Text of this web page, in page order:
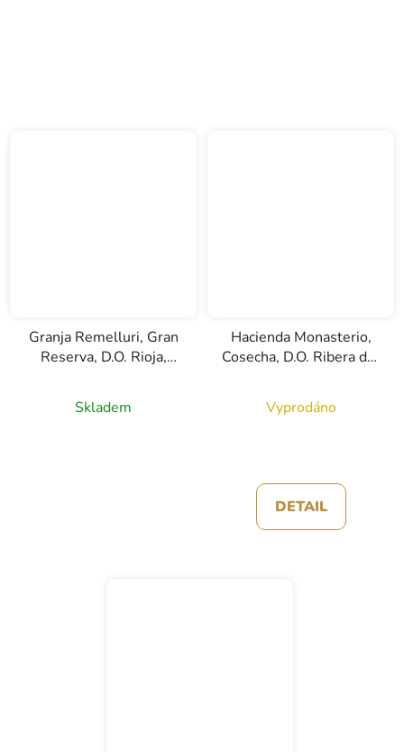
Granja Remelluri, Gran
Reserva, D.O. Rioja,
Skladem
Hacienda Monasterio,
Cosecha, D.O. Ribera del
0,75l
Vyprodáno
DETAIL